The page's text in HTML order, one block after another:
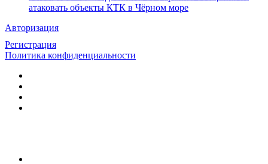
атаковать объекты КТК в Чёрном море
Авторизация
Регистрация
Политика конфиденциальности